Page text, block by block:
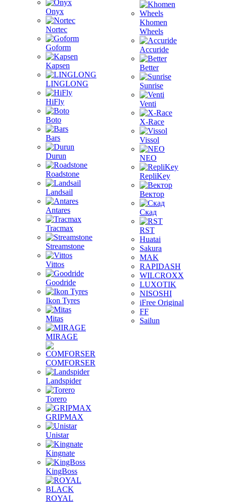
Onyx
Nortec
Goform
Kapsen
LINGLONG
HiFly
Boto
Bars
Durun
Roadstone
Landsail
Antares
Tracmax
Streamstone
Vittos
Goodride
Ikon Tyres
Mitas
MIRAGE
COMFORSER
Landspider
Torero
GRIPMAX
Unistar
Kingnate
KingBoss
ROYAL
Khomen
Wheels
Accuride
Better
Sunrise
Venti
X-Race
Vissol
NEO
RepliKey
Вектор
Скад
RST
Huatai
Sakura
MAK
RAPIDASH
WILCROXX
LUXOTIK
NISOSHI
iFree Original
FF
Sailun